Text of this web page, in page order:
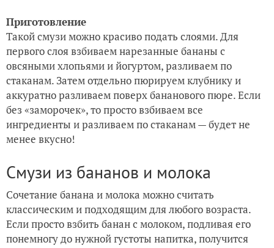
Приготовление
Такой смузи можно красиво подать слоями. Для
первого слоя взбиваем нарезанные бананы с
овсяными хлопьями и йогуртом, разливаем по
стаканам. Затем отдельно пюрируем клубнику и
аккуратно разливаем поверх бананового пюре. Если
без «заморочек», то просто взбиваем все
ингредиенты и разливаем по стаканам — будет не
менее вкусно!
Смузи из бананов и молока
Сочетание банана и молока можно считать
классическим и подходящим для любого возраста.
Если просто взбить банан с молоком, подливая его
понемногу до нужной густоты напитка, получится